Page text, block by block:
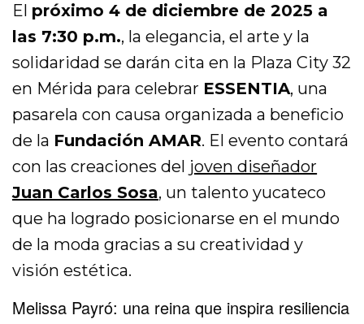
El próximo 4 de diciembre de 2025 a
las 7:30 p.m., la elegancia, el arte y la
solidaridad se darán cita en la Plaza City 32
en Mérida para celebrar ESSENTIA, una
pasarela con causa organizada a beneficio
de la Fundación AMAR. El evento contará
con las creaciones del joven diseñador
Juan Carlos Sosa, un talento yucateco
que ha logrado posicionarse en el mundo
de la moda gracias a su creatividad y
visión estética.
Melissa Payró: una reina que inspira resiliencia